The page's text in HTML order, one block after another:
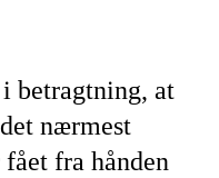
betragtning, at
nærmest
fra hånden